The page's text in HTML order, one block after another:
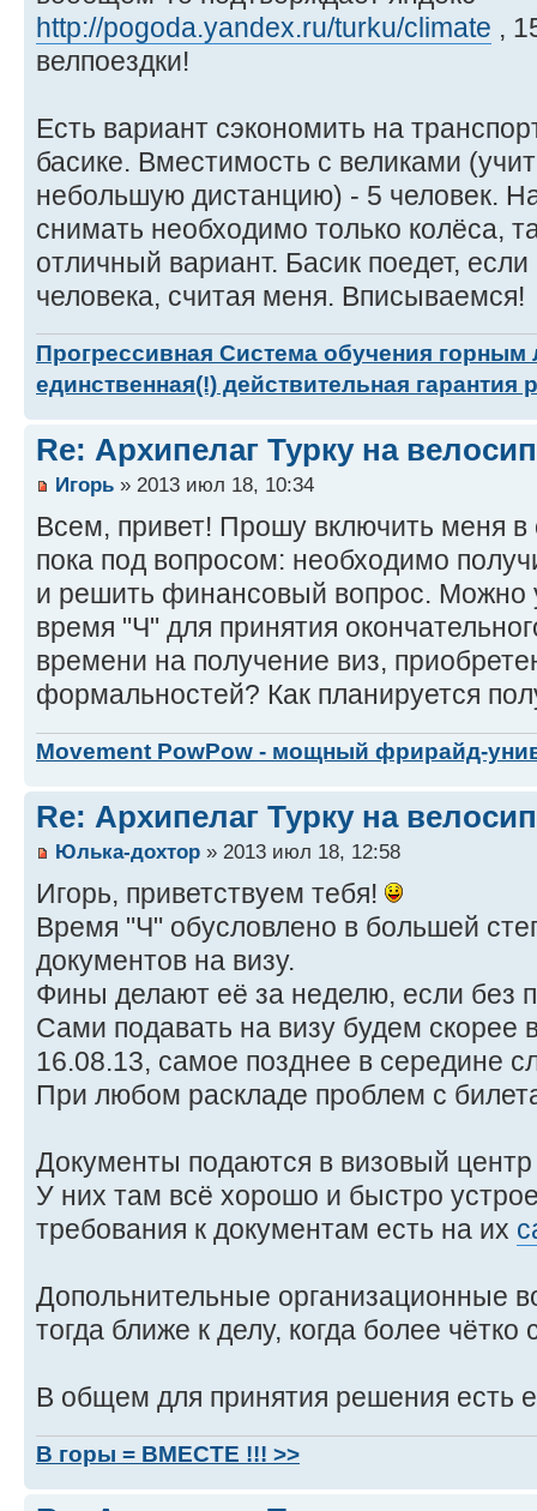
http://pogoda.yandex.ru/turku/climate ,
велпоездки!
Есть вариант сэкономить на
басике. Вместимость с великами
небольшую дистанцию) - 5 человек.
снимать необходимо только колёса,
отличный вариант. Басик поедет,
человека, считая меня. Вписываемся!
Прогрессивная Система обучения
единственная(!) действительная гарантия
Re: Архипелаг Турку на
Игорь » 2013 июл 18, 10:34
Всем, привет! Прошу включить меня в
пока под вопросом: необходимо
и решить финансовый вопрос. Можно
время "Ч" для принятия
времени на получение виз,
формальностей? Как планируется
Movement PowPow - мощный фрирайд-
Re: Архипелаг Турку на
Юлька-дохтор » 2013 июл 18, 12:58
Игорь, приветствуем тебя!
Время "Ч" обусловлено в большей
документов на визу.
Фины делают её за неделю, если без
Сами подавать на визу будем скорее
16.08.13, самое позднее в середине
При любом раскладе проблем с
Документы подаются в визовый
У них там всё хорошо и быстро
требования к документам есть на их
Допольнительные организационные
тогда ближе к делу, когда более
В общем для принятия решения есть
В горы = ВМЕСТЕ !!! >>